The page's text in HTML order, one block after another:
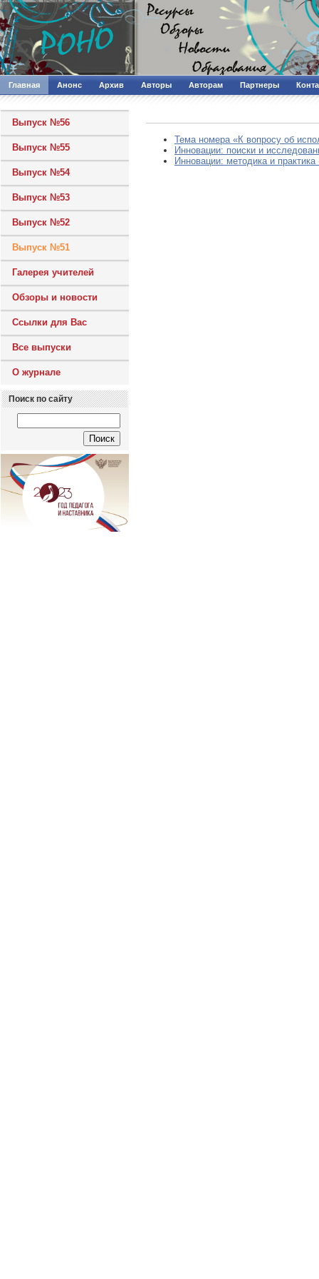
Главная Анонс Архив Авторы Авторам Партнеры
Выпуск №56
Выпуск №55
Выпуск №54
Выпуск №53
Выпуск №52
Выпуск №51
Галерея учителей
Обзоры и новости
Ссылки для Вас
Все выпуски
О журнале
Поиск по сайту
Тема номера «К вопросу об
Инновации: поиски и
Инновации: методика и практика